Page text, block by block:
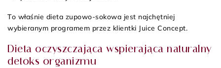
To właśnie dieta zupowo-sokowa jest najchętniej
wybieranym programem przez klientki Juice Concept.
Dieta oczyszczająca wspierająca naturalny
detoks organizmu